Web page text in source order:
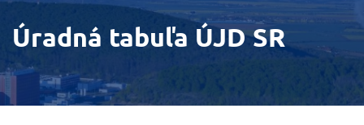
Úradná tabuľa ÚJD SR